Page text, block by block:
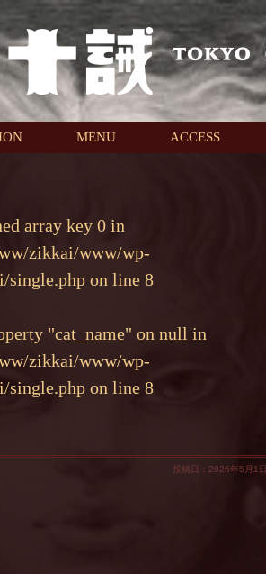
MENU ACCESS
array key 0 in
zikkai/www/wp-
single.php on line 8
"cat_name" on null in
zikkai/www/wp-
single.php on line 8
投稿日：2026年5月1日